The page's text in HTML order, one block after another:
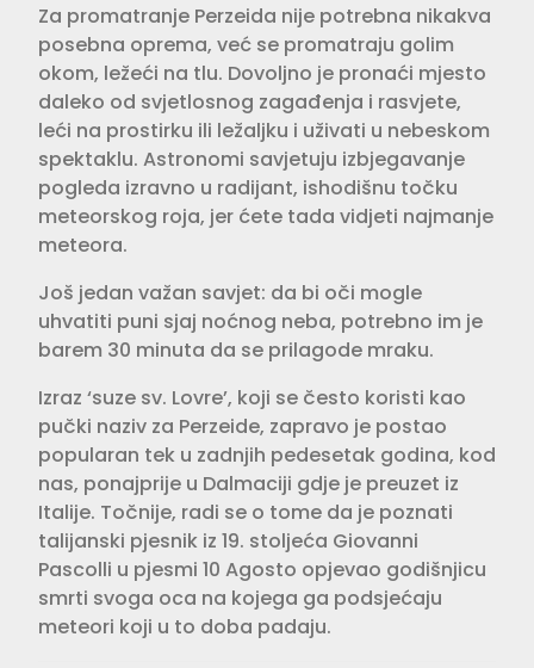
Za promatranje Perzeida nije potrebna nikakva
posebna oprema, već se promatraju golim
okom, ležeći na tlu. Dovoljno je pronaći mjesto
daleko od svjetlosnog zagađenja i rasvjete,
leći na prostirku ili ležaljku i uživati u nebeskom
spektaklu. Astronomi savjetuju izbjegavanje
pogleda izravno u radijant, ishodišnu točku
meteorskog roja, jer ćete tada vidjeti najmanje
meteora.
Još jedan važan savjet: da bi oči mogle
uhvatiti puni sjaj noćnog neba, potrebno im je
barem 30 minuta da se prilagode mraku.
Izraz ‘suze sv. Lovre’, koji se često koristi kao
pučki naziv za Perzeide, zapravo je postao
popularan tek u zadnjih pedesetak godina, kod
nas, ponajprije u Dalmaciji gdje je preuzet iz
Italije. Točnije, radi se o tome da je poznati
talijanski pjesnik iz 19. stoljeća Giovanni
Pascolli u pjesmi 10 Agosto opjevao godišnjicu
smrti svoga oca na kojega ga podsjećaju
meteori koji u to doba padaju.